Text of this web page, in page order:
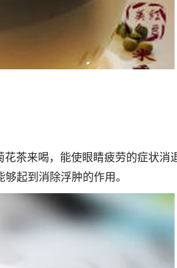
来喝，能使眼睛疲劳的症状消
起到消除浮肿的作用。